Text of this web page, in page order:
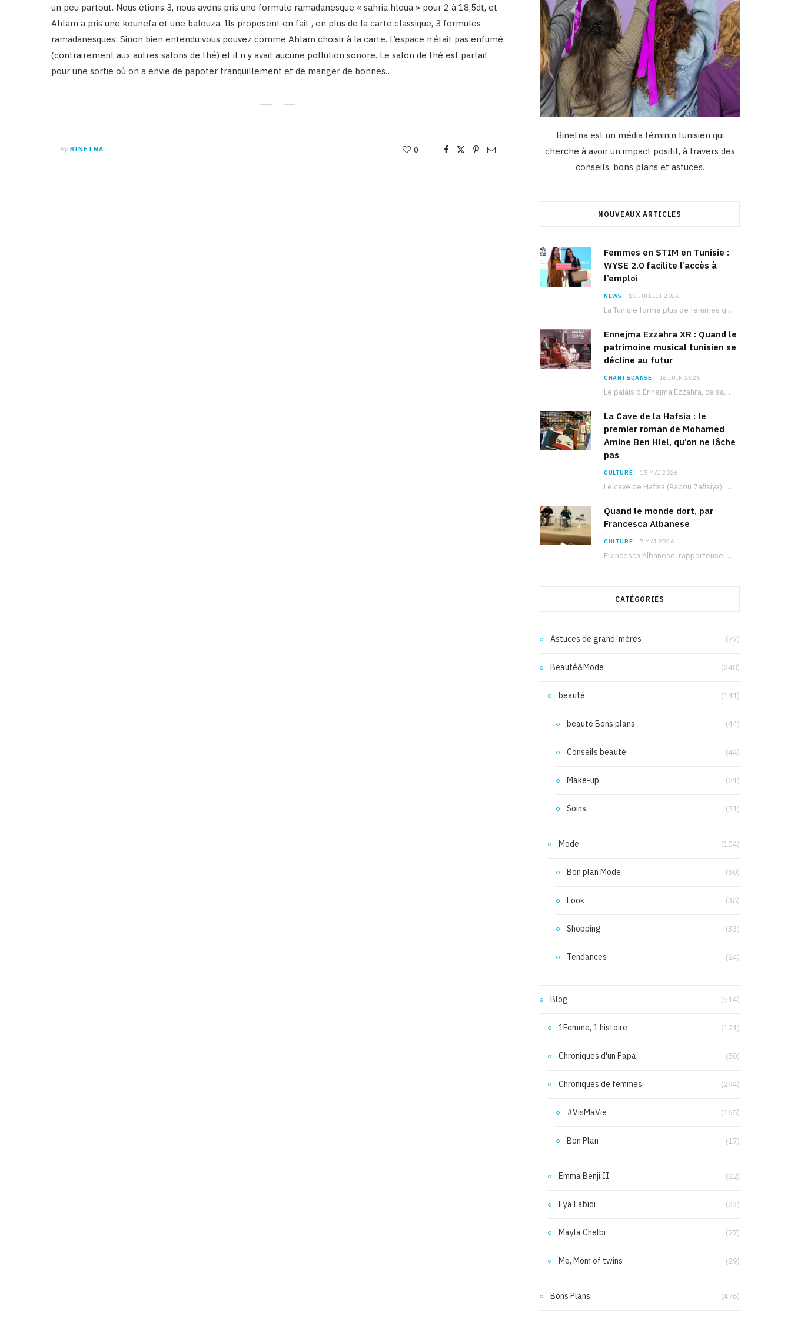
un peu partout. Nous étions 3, nous avons pris une formule ramadanesque « sahria hloua » pour 2 à 18,5dt, et
Ahlam a pris une kounefa et une balouza. Ils proposent en fait , en plus de la carte classique, 3 formules
ramadanesques: Sinon bien entendu vous pouvez comme Ahlam choisir à la carte. L’espace n’était pas enfumé
(contrairement aux autres salons de thé) et il n y avait aucune pollution sonore. Le salon de thé est parfait
pour une sortie où on a envie de papoter tranquillement et de manger de bonnes…
By BINETNA 0
Binetna est un média féminin tunisien qui
cherche à avoir un impact positif, à travers des
conseils, bons plans et astuces.
NOUVEAUX ARTICLES
Femmes en STIM en Tunisie :
WYSE 2.0 facilite l’accès à
l’emploi
NEWS 15 JUILLET 2026
La Tunisie forme plus de femmes que d’hommes dans les filières scientifiques. Pourtant, pour beaucoup…
Ennejma Ezzahra XR : Quand le
patrimoine musical tunisien se
décline au futur
CHANT&DANSE 16 JUIN 2026
Le palais d’Ennejma Ezzahra, ce sanctuaire de la musique tunisienne et méditerranéenne construit par le…
La Cave de la Hafsia : le
premier roman de Mohamed
Amine Ben Hlel, qu’on ne lâche
pas
CULTURE 15 MAI 2026
Le cave de Hafisa (9abou 7afisiya), premier roman du journaliste tunisien Mohamed Amine Ben Hlel,…
Quand le monde dort, par
Francesca Albanese
CULTURE 7 MAI 2026
Francesca Albanese, rapporteuse spéciale de l’ONU sur les territoires palestiniens occupés, était à Tunis pour…
CATÉGORIES
Astuces de grand-mères (77)
Beauté&Mode (248)
beauté (141)
beauté Bons plans (44)
Conseils beauté (44)
Make-up (21)
Soins (51)
Mode (104)
Bon plan Mode (30)
Look (36)
Shopping (33)
Tendances (24)
Blog (514)
1Femme, 1 histoire (121)
Chroniques d'un Papa (50)
Chroniques de femmes (294)
#VisMaVie (165)
Bon Plan (17)
Emma Benji II (22)
Eya Labidi (23)
Mayla Chelbi (27)
Me, Mom of twins (29)
Bons Plans (476)